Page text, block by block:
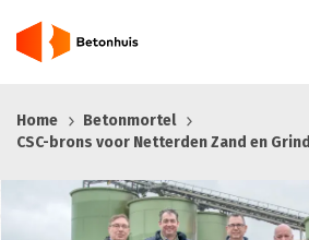
en
naar
Home
Betonmortel
CSC-brons voor Netterden Zand en Grind